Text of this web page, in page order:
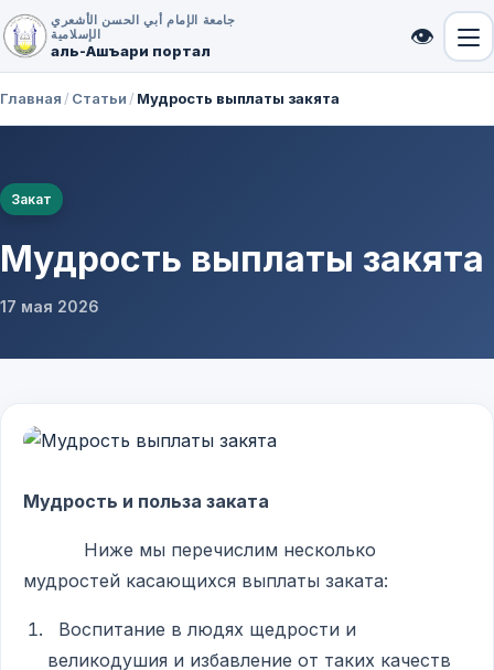
جامعة الإمام أبي الحسن الأشعري
الإسلامية
аль-Ашъари портал 👁
Главная / Статьи / Мудрость выплаты закята
Закат
Мудрость выплаты закята
17 мая 2026
Мудрость и польза заката
Ниже мы перечислим несколько
мудростей касающихся выплаты заката:
Воспитание в людях щедрости и
великодушия и избавление от таких качеств